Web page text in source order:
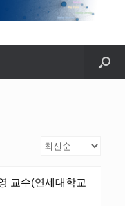
교수(연세대학교